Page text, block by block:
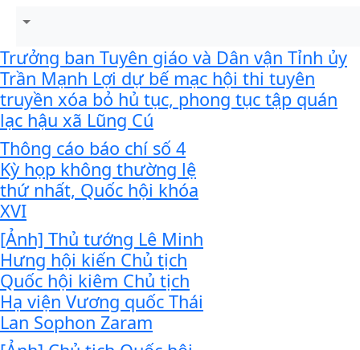
Trưởng ban Tuyên giáo và Dân vận Tỉnh ủy
Trần Mạnh Lợi dự bế mạc hội thi tuyên
truyền xóa bỏ hủ tục, phong tục tập quán
lạc hậu xã Lũng Cú
Thông cáo báo chí số 4
Kỳ họp không thường lệ
thứ nhất, Quốc hội khóa
XVI
[Ảnh] Thủ tướng Lê Minh
Hưng hội kiến Chủ tịch
Quốc hội kiêm Chủ tịch
Hạ viện Vương quốc Thái
Lan Sophon Zaram